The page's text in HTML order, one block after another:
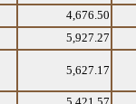
4,676.50
5,927.27
5,627.17